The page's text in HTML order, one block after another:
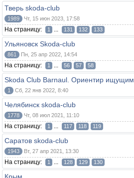
Тверь skoda-club
1989 Чт, 15 июн 2023, 17:58
На страницу: 1 ... 131 132 133
Ульяновск Skoda-club
861 Пн, 25 апр 2022, 14:54
На страницу: 1 ... 56 57 58
Skoda Club Barnaul. Ориентир ищущим
1 Сб, 22 янв 2022, 8:40
Челябинск skoda-club
1778 Чт, 08 июл 2021, 11:10
На страницу: 1 ... 117 118 119
Саратов skoda-club
1943 Вт, 27 апр 2021, 13:30
На страницу: 1 ... 128 129 130